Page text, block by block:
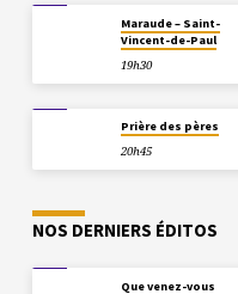
Maraude – Saint-
Vincent-de-Paul
19h30
Prière des pères
20h45
NOS DERNIERS ÉDITOS
Que venez-vous